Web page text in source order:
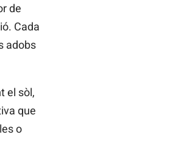
de
Cada
adobs
el sòl,
que
o